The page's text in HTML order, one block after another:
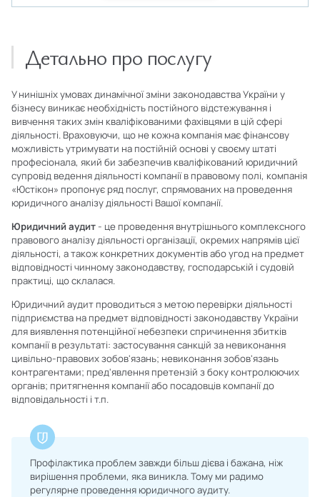
Детально про послугу
У нинішніх умовах динамічної зміни законодавства України у
бізнесу виникає необхідність постійного відстежування і
вивчення таких змін кваліфікованими фахівцями в цій сфері
діяльності. Враховуючи, що не кожна компанія має фінансову
можливість утримувати на постійній основі у своєму штаті
професіонала, який би забезпечив кваліфікований юридичний
супровід ведення діяльності компанії в правовому полі, компанія
«Юстікон» пропонує ряд послуг, спрямованих на проведення
юридичного аналізу діяльності Вашої компанії.
Юридичний аудит - це проведення внутрішнього комплексного
правового аналізу діяльності організації, окремих напрямів цієї
діяльності, а також конкретних документів або угод на предмет
відповідності чинному законодавству, господарській і судовій
практиці, що склалася.
Юридичний аудит проводиться з метою перевірки діяльності
підприємства на предмет відповідності законодавству України
для виявлення потенційної небезпеки спричинення збитків
компанії в результаті: застосування санкцій за невиконання
цивільно-правових зобов'язань; невиконання зобов'язань
контрагентами; пред'явлення претензій з боку контролюючих
органів; притягнення компанії або посадовців компанії до
відповідальності і т.п.
Профілактика проблем завжди більш дієва і бажана, ніж
вирішення проблеми, яка виникла. Тому ми радимо
регулярне проведення юридичного аудиту.